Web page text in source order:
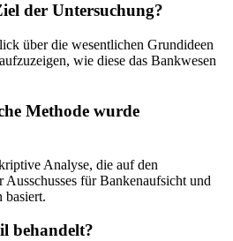
der Untersuchung?
über die wesentlichen Grundideen
wie diese das Bankwesen
Methode wurde
Analyse, die auf den
Ausschusses für Bankenaufsicht und
basiert.
behandelt?